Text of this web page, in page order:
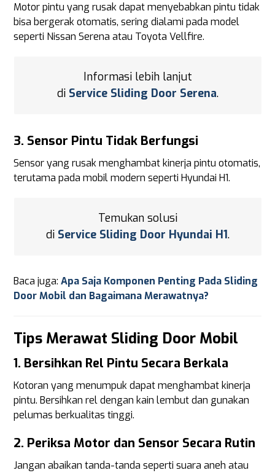
Motor pintu yang rusak dapat menyebabkan pintu tidak
bisa bergerak otomatis, sering dialami pada model
seperti Nissan Serena atau Toyota Vellfire.
Informasi lebih lanjut
di Service Sliding Door Serena.
3. Sensor Pintu Tidak Berfungsi
Sensor yang rusak menghambat kinerja pintu otomatis,
terutama pada mobil modern seperti Hyundai H1.
Temukan solusi
di Service Sliding Door Hyundai H1.
Baca juga:Apa Saja Komponen Penting Pada Sliding
Door Mobil dan Bagaimana Merawatnya?
Tips Merawat Sliding Door Mobil
1. Bersihkan Rel Pintu Secara Berkala
Kotoran yang menumpuk dapat menghambat kinerja
pintu. Bersihkan rel dengan kain lembut dan gunakan
pelumas berkualitas tinggi.
2. Periksa Motor dan Sensor Secara Rutin
Jangan abaikan tanda-tanda seperti suara aneh atau